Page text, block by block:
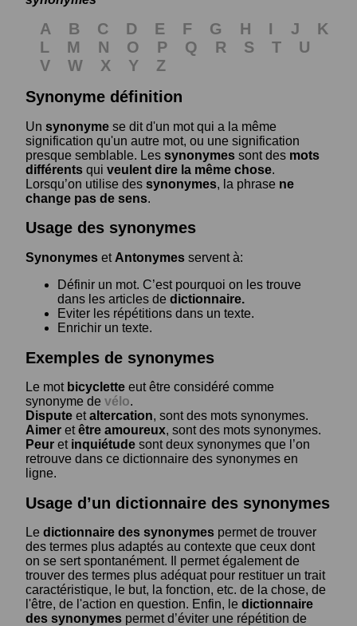
A B C D E F G H I J
K
L
M N O P Q R S T
U
V
W X Y
Z
Synonyme définition
Un synonyme se dit d'un mot qui a la même
signification qu'un autre mot, ou une signification
presque semblable. Les synonymes sont des mots
différents qui veulent dire la même chose.
Lorsqu’on utilise des synonymes, la phrase ne
change pas de sens.
Usage des synonymes
Synonymes et Antonymes servent à:
Définir un mot. C’est pourquoi on les trouve
dans les articles de dictionnaire.
Eviter les répétitions dans un texte.
Enrichir un texte.
Exemples de synonymes
Le mot bicyclette eut être considéré comme
synonyme de vélo.
Dispute etaltercation, sont des mots synonymes.
Aimer etêtre amoureux, sont des mots synonymes.
Peur et inquiétude sont deux synonymes que l’on
retrouve dans ce dictionnaire des synonymes en
ligne.
Usage d’un dictionnaire des synonymes
Le dictionnaire des synonymes permet de trouver
des termes plus adaptés au contexte que ceux dont
on se sert spontanément. Il permet également de
trouver des termes plus adéquat pour restituer un trait
caractéristique, le but, la fonction, etc. de la chose, de
l'être, de l'action en question. Enfin, le dictionnaire
des synonymes permet d’éviter une répétition de